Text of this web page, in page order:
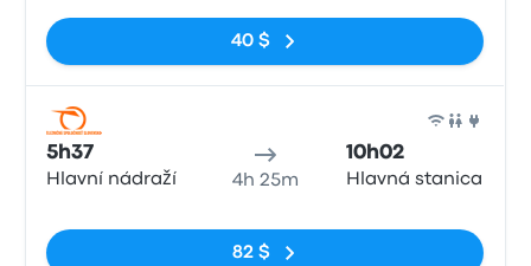
40 $
5h37
Hlavní nádraží 4h 25m
10h02
Hlavná stanica
82 $